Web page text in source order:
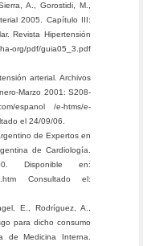
A., Gorostidi, M.,
2005. Capítulo III:
Revista Hipertensión
org/pdf/guia05_3.pdf
arterial. Archivos
Marzo 2001: S208-
espanol /e-htms/e-
el 24/09/06.
de Expertos en
de Cardiología.
Disponible en:
Consultado el:
E., Rodríguez, A.,
para dicho consumo
de Medicina Interna.